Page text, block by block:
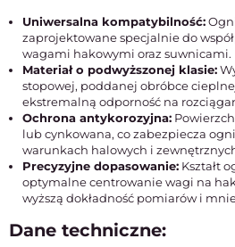
Uniwersalna kompatybilność:
zaprojektowane specjalnie do
wagami hakowymi oraz suwnicami.
Materiał o podwyższonej klasie:
stopowej, poddanej obróbce
ekstremalną odporność na
Ochrona antykorozyjna:
lub cynkowana, co zabezpiecza
warunkach halowych i
Precyzyjne dopasowanie: Kształt
optymalne centrowanie wagi na
wyższą dokładność pomiarów i
Dane techniczne: